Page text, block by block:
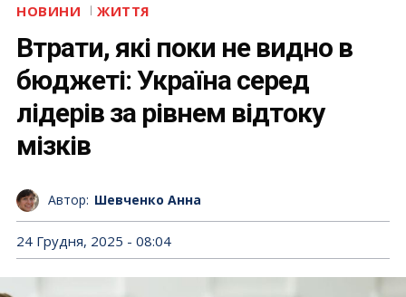
НОВИНИ ЖИТТЯ
Втрати, які поки не видно в
бюджеті: Україна серед
лідерів за рівнем відтоку
мізків
Автор: Шевченко Анна
24 Грудня, 2025 - 08:04